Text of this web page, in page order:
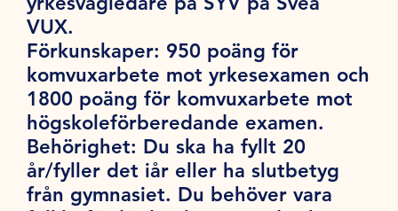
VUX.
Förkunskaper: 950 poäng för
komvuxarbete mot yrkesexamen och
1800 poäng för komvuxarbete mot
högskoleförberedande examen.
Behörighet: Du ska ha fyllt 20
år/fyller det iår eller ha slutbetyg
från gymnasiet. Du behöver vara